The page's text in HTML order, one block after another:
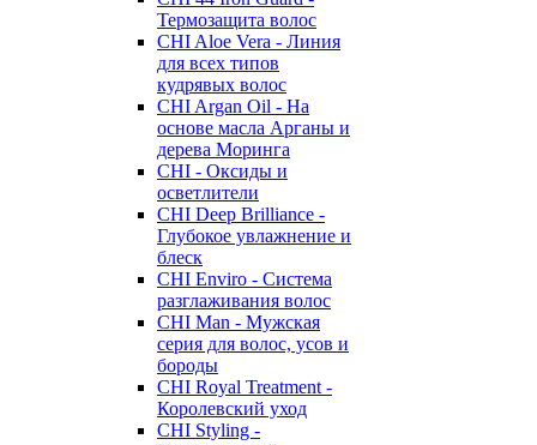
Термозащита волос
CHI Aloe Vera - Линия
для всех типов
кудрявых волос
CHI Argan Oil - На
основе масла Арганы и
дерева Моринга
CHI - Оксиды и
осветлители
CHI Deep Brilliance -
Глубокое увлажнение и
блеск
CHI Enviro - Система
разглаживания волос
CHI Man - Мужская
серия для волос, усов и
бороды
CHI Royal Treatment -
Королевский уход
CHI Styling -